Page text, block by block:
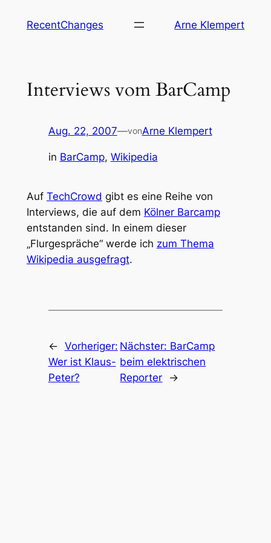
InhaltRecentChanges Arne Klempert
Interviews vom BarCamp
Aug. 22, 2007—vonArne Klempert
in BarCamp, Wikipedia
Auf TechCrowd gibt es eine Reihe von
Interviews, die auf dem Kölner Barcamp
entstanden sind. In einem dieser
„Flurgespräche“ werde ich zum Thema
Wikipedia ausgefragt.
← Vorheriger:
Wer ist Klaus-
Peter?
Nächster: BarCamp
beim elektrischen
Reporter
→